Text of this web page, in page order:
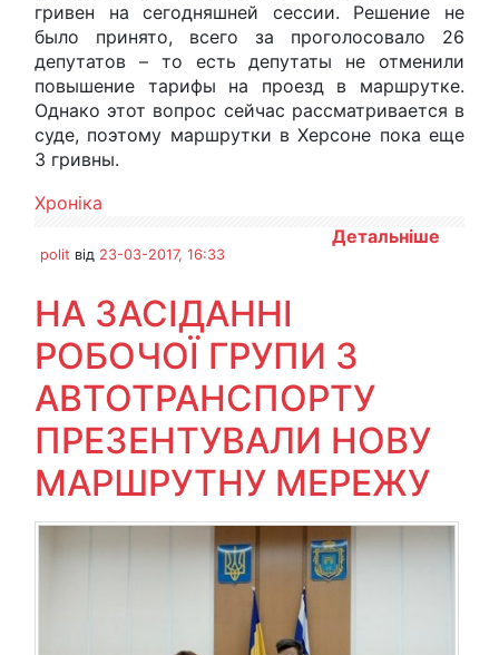
гривен на сегодняшней сессии. Решение не
было принято, всего за проголосовало 26
депутатов – то есть депутаты не отменили
повышение тарифы на проезд в маршрутке.
Однако этот вопрос сейчас рассматривается в
суде, поэтому маршрутки в Херсоне пока еще
3 гривны.
Хроніка
Детальніше
polit від 23-03-2017, 16:33
НА ЗАСІДАННІ
РОБОЧОЇ ГРУПИ З
АВТОТРАНСПОРТУ
ПРЕЗЕНТУВАЛИ НОВУ
МАРШРУТНУ МЕРЕЖУ